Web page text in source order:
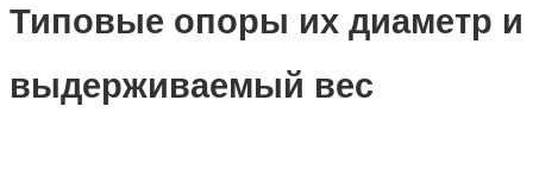
Типовые опоры их диаметр и
выдерживаемый вес